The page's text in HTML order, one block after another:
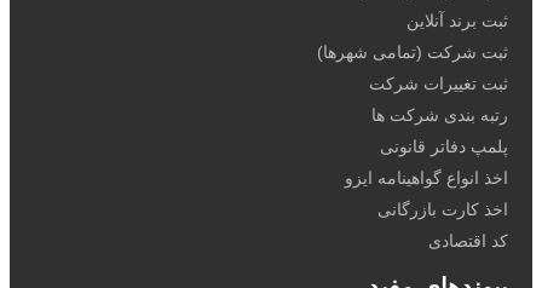
ثبت برند آنلاین
ثبت شرکت (تمامی شهرها)
ثبت تغییرات شرکت
رتبه بندی شرکت ها
پلمپ دفاتر قانونی
اخذ انواع گواهینامه ایزو
اخذ کارت بازرگانی
کد اقتصادی